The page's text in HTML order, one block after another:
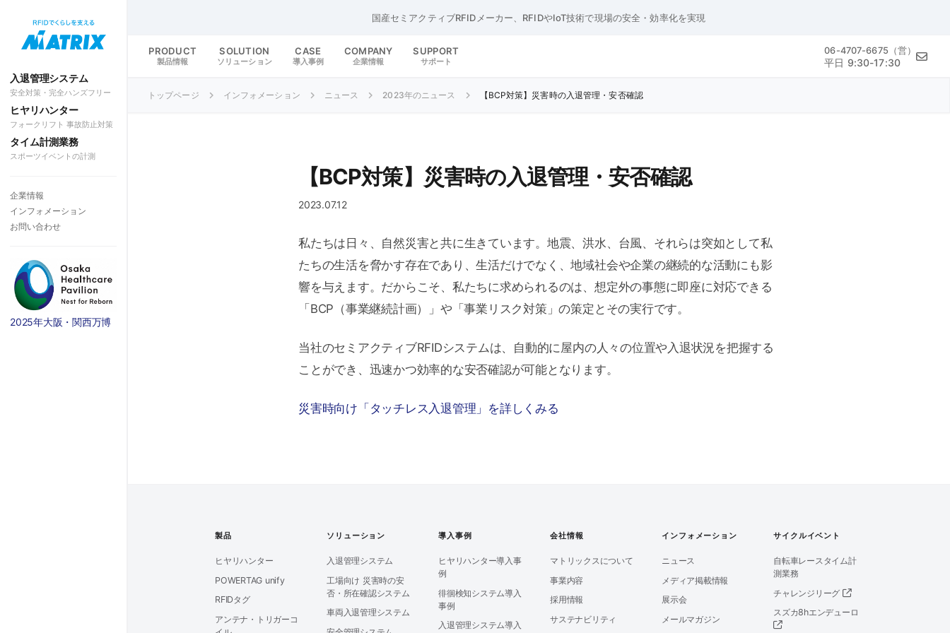
入退管理システム
安全対策・完全ハンズフリー
ヒヤリハンター
フォークリフト 事故防止対策
タイム計測業務
スポーツイベントの計測
企業情報
インフォメーション
お問い合わせ
2025年大阪・関西万博
国産セミアクティブRFIDメーカー、RFIDやIoT技術で現場の安全・効率化を実現
PRODUCT
製品情報
SOLUTION
ソリューション
CASE
導入事例
COMPANY
企業情報
SUPPORT
サポート
06-4707-6675（営）
平日 9:30-17:30
トップページ インフォメーション ニュース 2023年のニュース 【BCP対策】災害時の入退管理・安否確認
【BCP対策】災害時の入退管理・安否確認
2023.07.12
私たちは日々、自然災害と共に生きています。地震、洪水、台風、それらは突如として私
たちの生活を脅かす存在であり、生活だけでなく、地域社会や企業の継続的な活動にも影
響を与えます。だからこそ、私たちに求められるのは、想定外の事態に即座に対応できる
「BCP（事業継続計画）」や「事業リスク対策」の策定とその実行です。
当社のセミアクティブRFIDシステムは、自動的に屋内の人々の位置や入退状況を把握する
ことができ、迅速かつ効率的な安否確認が可能となります。
災害時向け「タッチレス入退管理」を詳しくみる
製品
ヒヤリハンター
POWERTAG unify
RFIDタグ
アンテナ・トリガーコ
ソリューション
入退管理システム
工場向け 災害時の安
否・所在確認システム
車両入退管理システム
導入事例
ヒヤリハンター導入事
例
徘徊検知システム導入
事例
入退管理システム導入
会社情報
マトリックスについて
事業内容
採用情報
サステナビリティ
インフォメーション
ニュース
メディア掲載情報
展示会
メールマガジン
サイクルイベント
自転車レースタイム計
測業務
チャレンジリーグ
スズカ8hエンデューロ